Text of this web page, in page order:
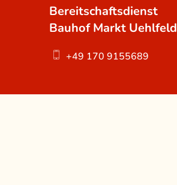
Bereitschaftsdienst
Bauhof Markt Uehlfeld
+49 170 9155689